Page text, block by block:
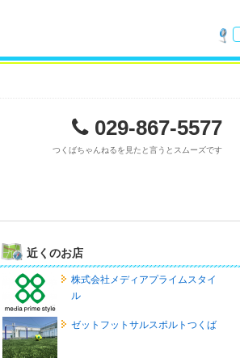
内
索
029-867-5577
つくばちゃんねるを見たと言うとスムーズです
近くのお店
株式会社メディアプライムスタイ
ル
ゼットフットサルスポルトつくば